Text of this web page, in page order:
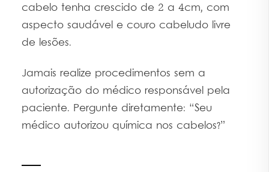
cabelo tenha crescido de 2 a 4cm, com
aspecto saudável e couro cabeludo livre
de lesões.
Jamais realize procedimentos sem a
autorização do médico responsável pela
paciente. Pergunte diretamente: “Seu
médico autorizou química nos cabelos?”